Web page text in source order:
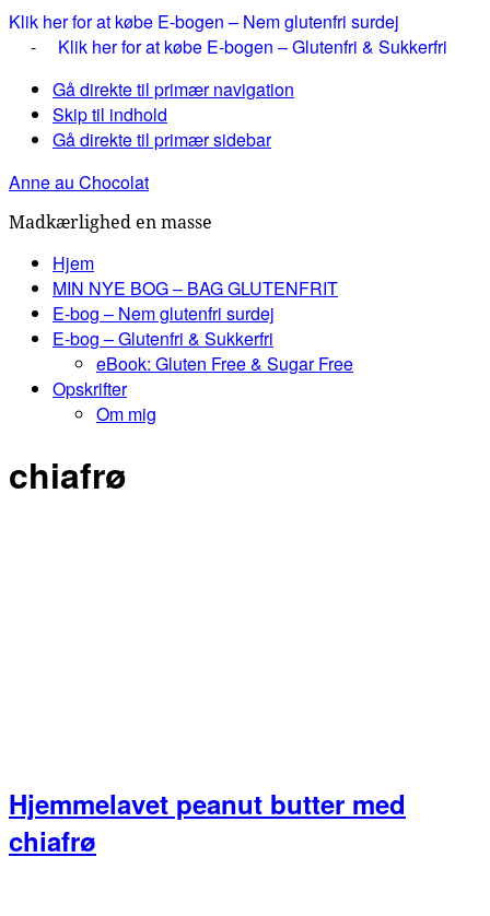
Klik her for at købe E-bogen – Nem glutenfri surdej
- Klik her for at købe E-bogen – Glutenfri & Sukkerfri
Gå direkte til primær navigation
Skip til indhold
Gå direkte til primær sidebar
Anne au Chocolat
Madkærlighed en masse
Hjem
MIN NYE BOG – BAG GLUTENFRIT
E-bog – Nem glutenfri surdej
E-bog – Glutenfri & Sukkerfri
eBook: Gluten Free & Sugar Free
Opskrifter
Om mig
chiafrø
Hjemmelavet peanut butter med
chiafrø